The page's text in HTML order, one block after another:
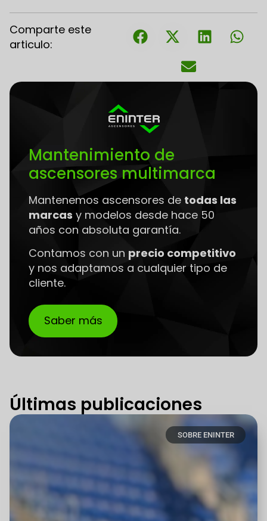
Comparte este
articulo:
Mantenimiento de
ascensores multimarca
Mantenemos ascensores de todas las
marcas y modelos desde hace 50
años con absoluta garantía.
Contamos con un precio competitivo
y nos adaptamos a cualquier tipo de
cliente.
Saber más
Últimas publicaciones
SOBRE ENINTER